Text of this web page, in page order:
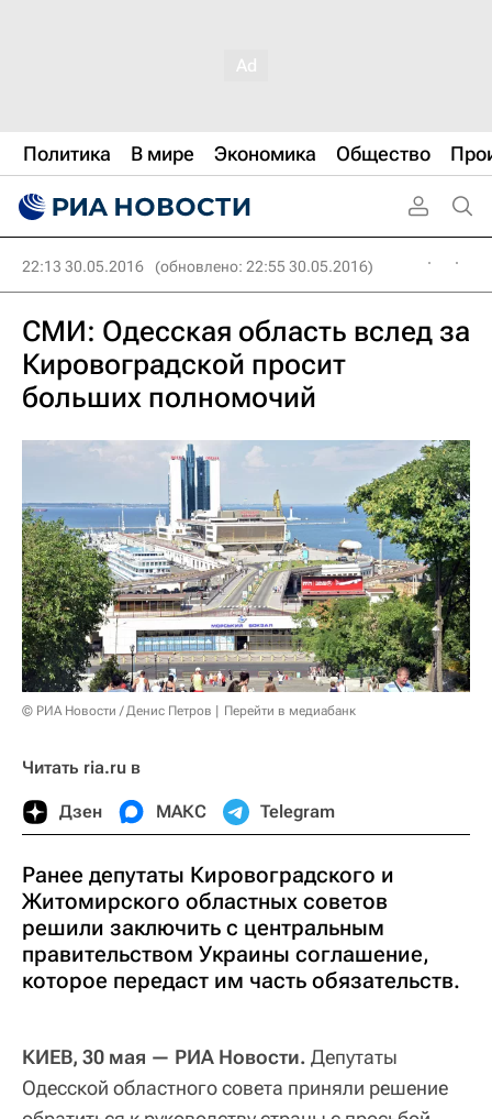
Политика В мире Экономика Общество
22:13 30.05.2016 (обновлено: 22:55 30.05.2016)
СМИ: Одесская область вслед за
Кировоградской просит
больших полномочий
© РИА Новости / Денис Петров Перейти в медиабанк
Читать ria.ru в
Дзен МАКС Telegram
Ранее депутаты Кировоградского и
Житомирского областных советов
решили заключить с центральным
правительством Украины соглашение,
которое передаст им часть обязательств.
КИЕВ, 30 мая — РИА Новости. Депутаты
Одесской областного совета приняли решение